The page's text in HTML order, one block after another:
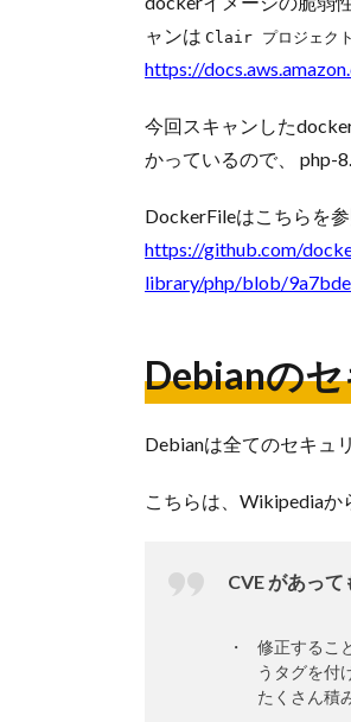
ャンは Clair プロジェクト
https://
今回スキャンした
かっているので、 php-
DockerFileはこちらを参
https://github.com/
library/php/blob/
Debianの
Debianは全てのセキュ
こちらは、Wikipediaか
CVE があっ
修正するこ
うタグを付
たくさん積